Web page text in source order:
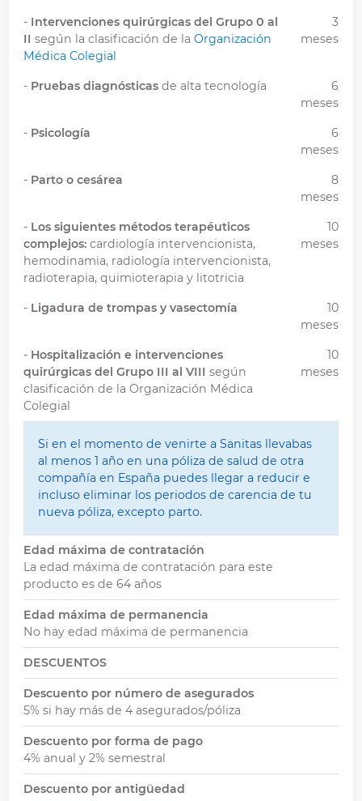
- Intervenciones quirúrgicas del Grupo 0 al
II según la clasificación de la Organización
Médica Colegial
3
meses
- Pruebas diagnósticasde alta tecnología
6
meses
- Psicología
6
meses
- Parto o cesárea
8
meses
- Los siguientes métodos terapéuticos
complejos:cardiología intervencionista,
hemodinamia, radiología intervencionista,
radioterapia, quimioterapia y litotricia
10
meses
- Ligadura de trompas y vasectomía
10
meses
- Hospitalización e intervenciones
quirúrgicas del Grupo III al VIII según
clasificación de la Organización Médica
Colegial
10
meses
Si en el momento de venirte a Sanitas llevabas
al menos 1 año en una póliza de salud de otra
compañía en España puedes llegar a reducir e
incluso eliminar los periodos de carencia de tu
nueva póliza, excepto parto.
Edad máxima de contratación
La edad máxima de contratación para este
producto es de 64 años
Edad máxima de permanencia
No hay edad máxima de permanencia
DESCUENTOS
Descuento por número de asegurados
5% si hay más de 4 asegurados/póliza
Descuento por forma de pago
4% anual y 2% semestral
Descuento por antigüedad